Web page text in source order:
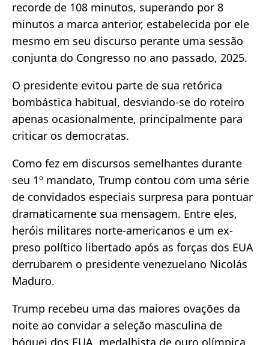
recorde de 108 minutos, superando por 8
minutos a marca anterior, estabelecida por ele
mesmo em seu discurso perante uma sessão
conjunta do Congresso no ano passado, 2025.
O presidente evitou parte de sua retórica
bombástica habitual, desviando-se do roteiro
apenas ocasionalmente, principalmente para
criticar os democratas.
Como fez em discursos semelhantes durante
seu 1º mandato, Trump contou com uma série
de convidados especiais surpresa para pontuar
dramaticamente sua mensagem. Entre eles,
heróis militares norte-americanos e um ex-
preso político libertado após as forças dos EUA
derrubarem o presidente venezuelano Nicolás
Maduro.
Trump recebeu uma das maiores ovações da
noite ao convidar a seleção masculina de
hóquei dos EUA, medalhista de ouro olímpica,